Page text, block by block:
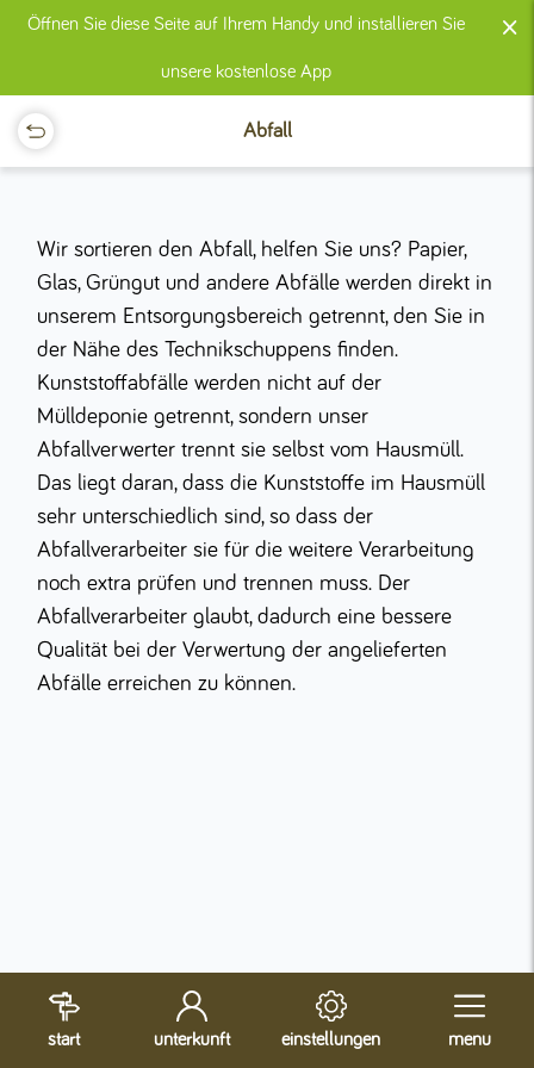
Öffnen Sie diese Seite auf Ihrem Handy und installieren Sie
unsere kostenlose App
×
Abfall
Wir sortieren den Abfall, helfen Sie uns? Papier,
Glas, Grüngut und andere Abfälle werden direkt in
unserem Entsorgungsbereich getrennt, den Sie in
der Nähe des Technikschuppens finden.
Kunststoffabfälle werden nicht auf der
Mülldeponie getrennt, sondern unser
Abfallverwerter trennt sie selbst vom Hausmüll.
Das liegt daran, dass die Kunststoffe im Hausmüll
sehr unterschiedlich sind, so dass der
Abfallverarbeiter sie für die weitere Verarbeitung
noch extra prüfen und trennen muss. Der
Abfallverarbeiter glaubt, dadurch eine bessere
Qualität bei der Verwertung der angelieferten
Abfälle erreichen zu können.
start unterkunft einstellungen menu